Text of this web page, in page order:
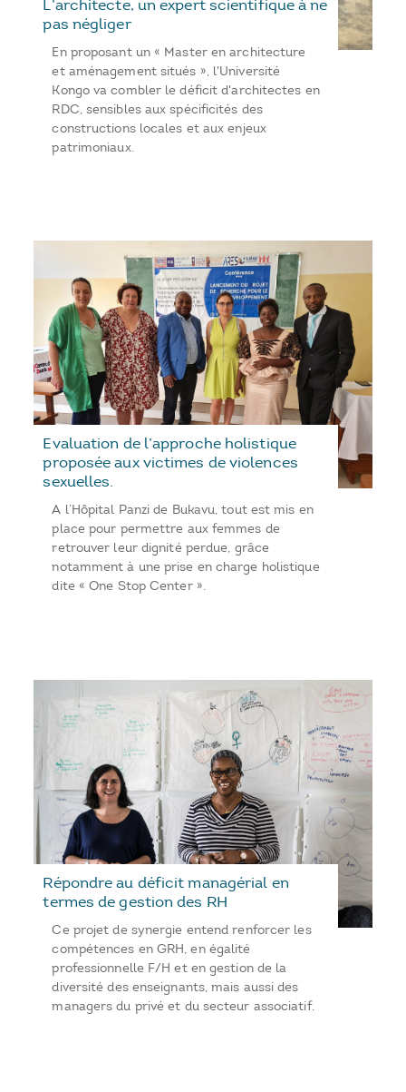
L’architecte, un expert scientifique à ne
pas négliger
En proposant un « Master en architecture
et aménagement situés », l'Université
Kongo va combler le déficit d'architectes en
RDC, sensibles aux spécificités des
constructions locales et aux enjeux
patrimoniaux.
Evaluation de l’approche holistique
proposée aux victimes de violences
sexuelles.
A l’Hôpital Panzi de Bukavu, tout est mis en
place pour permettre aux femmes de
retrouver leur dignité perdue, grâce
notamment à une prise en charge holistique
dite « One Stop Center ».
Répondre au déficit managérial en
termes de gestion des RH
Ce projet de synergie entend renforcer les
compétences en GRH, en égalité
professionnelle F/H et en gestion de la
diversité des enseignants, mais aussi des
managers du privé et du secteur associatif.